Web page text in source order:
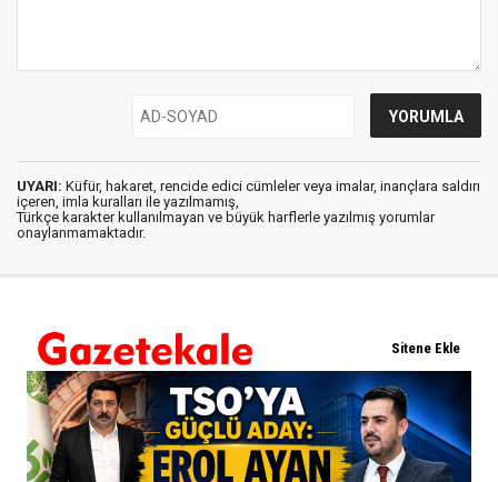
UYARI: Küfür, hakaret, rencide edici cümleler veya imalar, inançlara saldırı
içeren, imla kuralları ile yazılmamış,
Türkçe karakter kullanılmayan ve büyük harflerle yazılmış yorumlar
onaylanmamaktadır.